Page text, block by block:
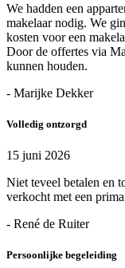
We hadden een
makelaar nodig. We
kosten voor een
Door de offertes via
kunnen houden.
- Marijke Dekker
Volledig ontzorgd
15 juni 2026
Niet teveel betalen en
verkocht met een
- René de Ruiter
Persoonlijke begeleiding